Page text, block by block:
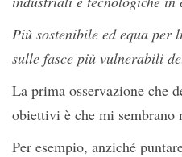
Più sostenibile ed equa per
sulle fasce più vulnerabili
La prima osservazione che
obiettivi è che mi sembrano
Per esempio, anziché